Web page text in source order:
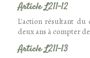
Article L211-12
L'action résultant du
deux ans à compter
Article L211-13